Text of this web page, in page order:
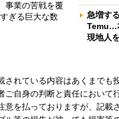
業の苦戦を覆
ぎる巨大な数
急増す
Temu…
現地人
されている内容はあくまでも
ご自身の判断と責任において
意を払っておりますが、記載